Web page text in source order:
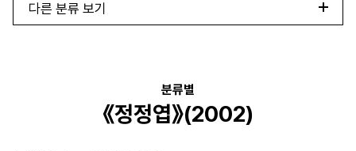
다른 분류 보기
분류별
《정정엽》(2002)